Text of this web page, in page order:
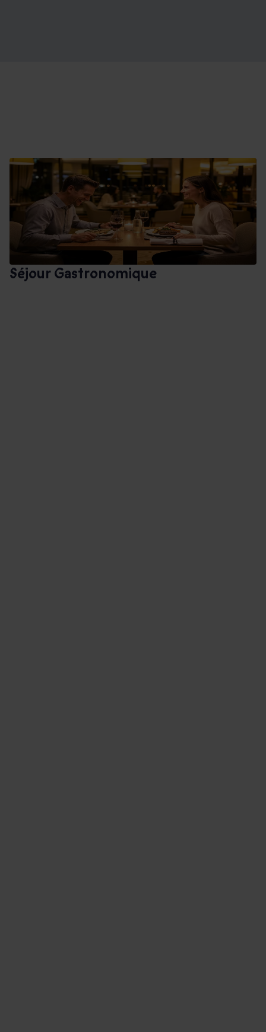
Séjour Gastronomique